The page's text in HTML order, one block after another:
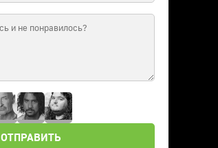
ОТПРАВИТЬ